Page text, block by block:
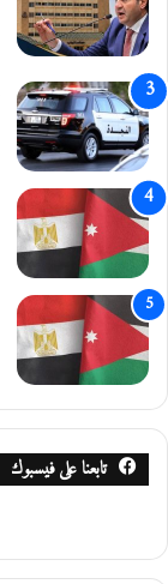
ظ
ة
ا
ل
ع
ا
ص
م
ة
تابعنا على فيسبوك